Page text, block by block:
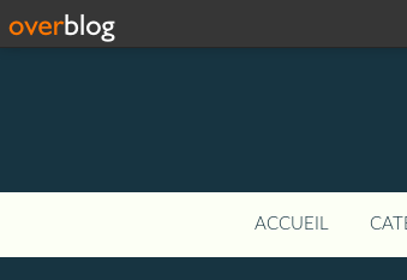
ACCUEIL